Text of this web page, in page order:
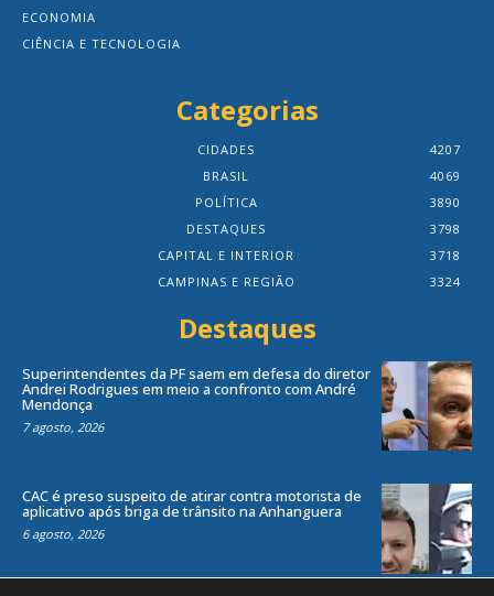
ECONOMIA
CIÊNCIA E TECNOLOGIA
Categorias
CIDADES
4207
BRASIL
4069
POLÍTICA
3890
DESTAQUES
3798
CAPITAL E INTERIOR
3718
CAMPINAS E REGIÃO
3324
Destaques
Superintendentes da PF saem em defesa do diretor
Andrei Rodrigues em meio a confronto com André
Mendonça
7 agosto, 2026
CAC é preso suspeito de atirar contra motorista de
aplicativo após briga de trânsito na Anhanguera
6 agosto, 2026